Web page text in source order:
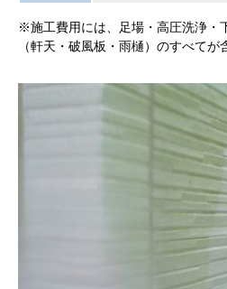
※施工費用には、足場・高圧洗浄・
（軒天・破風板・雨樋）のすべてが